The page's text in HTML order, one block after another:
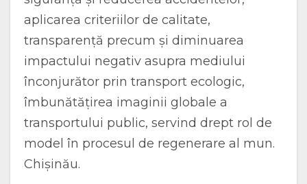
aplicarea criteriilor de calitate,
transparență precum şi diminuarea
impactului negativ asupra mediului
înconjurător prin transport ecologic,
îmbunătățirea imaginii globale a
transportului public, servind drept rol de
model în procesul de regenerare al mun.
Chișinău.